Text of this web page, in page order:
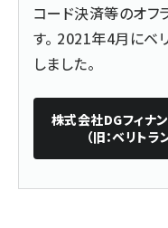
コード決済等のオフ
す。 2021年4月にベ
しました。
株式会社DGフィナ
（旧：ベリト